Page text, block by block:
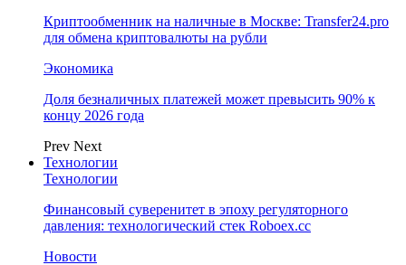
Криптообменник на наличные в Москве: Transfer24.pro
для обмена криптовалюты на рубли
Экономика
Доля безналичных платежей может превысить 90% к
концу 2026 года
Prev Next
Технологии
Технологии
Финансовый суверенитет в эпоху регуляторного
давления: технологический стек Roboex.cc
Новости